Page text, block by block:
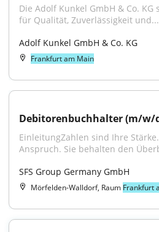
Die Adolf Kunkel GmbH & Co.
für Qualität, Zuverlässigkeit und...
Adolf Kunkel GmbH & Co. KG
Frankfurt am Main
Debitorenbuchhalter (m/w/
EinleitungZahlen sind Ihre
Anspruch. Sie behalten den
SFS Group Germany GmbH
Mörfelden-Walldorf, Raum Frankfurt